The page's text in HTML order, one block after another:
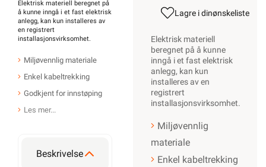
Elektrisk materiell beregnet på
å kunne inngå i et fast elektrisk
anlegg, kan kun installeres av
en registrert
installasjonsvirksomhet.
Miljøvennlig materiale
Enkel kabeltrekking
Godkjent for innstøping
Les mer...
Beskrivelse
Lagre i dinønskeliste
Elektrisk materiell
beregnet på å kunne
inngå i et fast elektrisk
anlegg, kan kun
installeres av en
registrert
installasjonsvirksomhet.
Miljøvennlig
materiale
Enkel kabeltrekking